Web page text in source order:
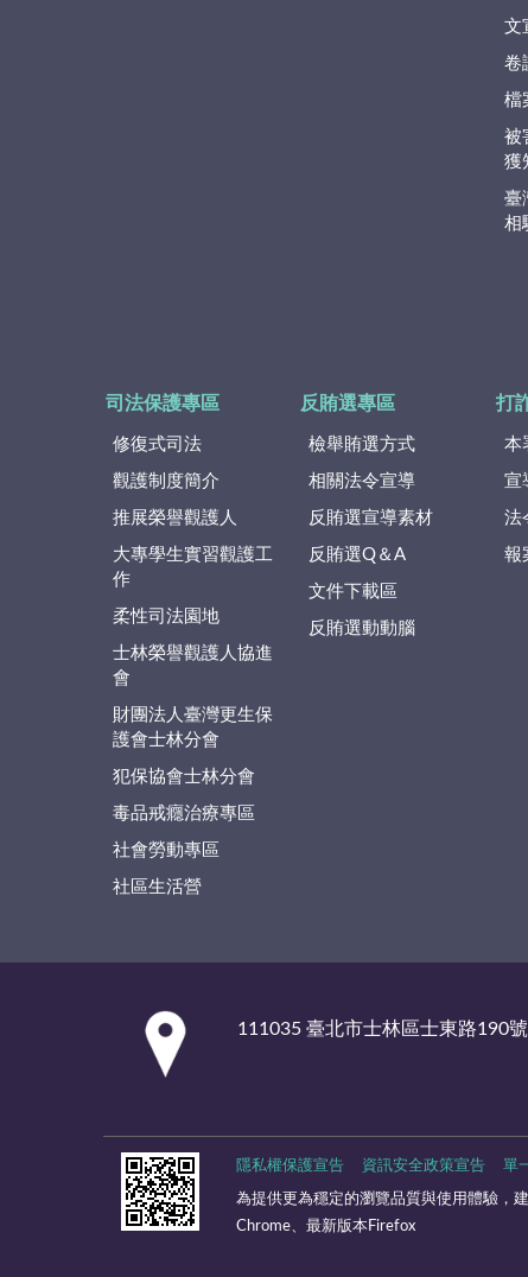
文
卷
檔
被
獲
臺
相
司法保護專區
修復式司法
觀護制度簡介
推展榮譽觀護人
大專學生實習觀護工
作
柔性司法園地
士林榮譽觀護人協進
會
財團法人臺灣更生保
護會士林分會
犯保協會士林分會
毒品戒癮治療專區
社會勞動專區
社區生活營
反賄選專區
檢舉賄選方式
相關法令宣導
反賄選宣導素材
反賄選Q＆A
文件下載區
反賄選動動腦
打
本
宣
法
報
111035 臺北市士林區士東路190號
隱私權保護宣告 資訊安全政策宣告 單
為提供更為穩定的瀏覽品質與使用體驗，
Chrome、最新版本Firefox